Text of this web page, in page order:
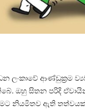
ලංකාවේ ආණ්ඩුක්‍රම
ඔහු සිතන පරිදි
නියමිතව ඇති